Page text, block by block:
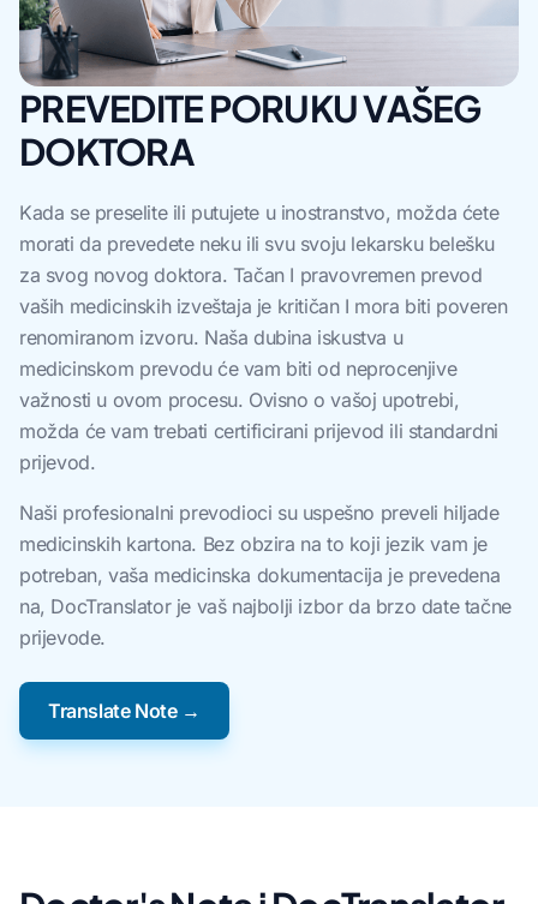
PREVEDITE PORUKU VAŠEG
DOKTORA
Kada se preselite ili putujete u inostranstvo, možda ćete
morati da prevedete neku ili svu svoju lekarsku belešku
za svog novog doktora. Tačan I pravovremen prevod
vaših medicinskih izveštaja je kritičan I mora biti poveren
renomiranom izvoru. Naša dubina iskustva u
medicinskom prevodu će vam biti od neprocenjive
važnosti u ovom procesu. Ovisno o vašoj upotrebi,
možda će vam trebati certificirani prijevod ili standardni
prijevod.
Naši profesionalni prevodioci su uspešno preveli hiljade
medicinskih kartona. Bez obzira na to koji jezik vam je
potreban, vaša medicinska dokumentacija je prevedena
na, DocTranslator je vaš najbolji izbor da brzo date tačne
prijevode.
Translate Note →